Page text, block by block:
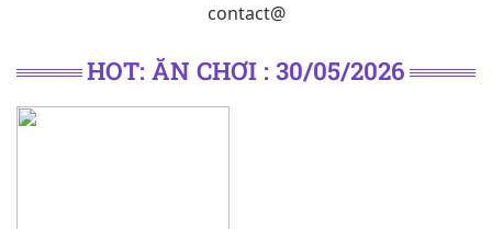
contact@
HOT: ĂN CHƠI : 30/05/2026